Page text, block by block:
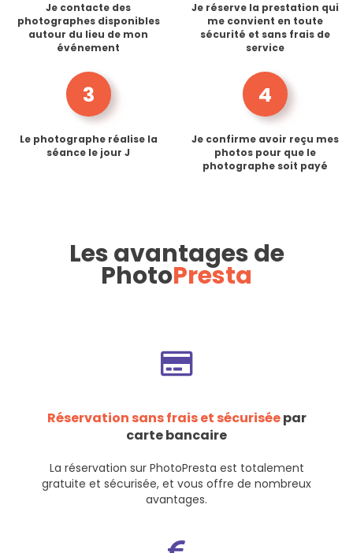
Je contacte des
photographes disponibles
autour du lieu de mon
événement
Je réserve la prestation qui
me convient en toute
sécurité et sans frais de
service
3
Le photographe réalise la
séance le jour J
4
Je confirme avoir reçu mes
photos pour que le
photographe soit payé
Les avantages de
PhotoPresta
Réservation sans frais et sécuriséepar
carte bancaire
La réservation sur PhotoPresta est totalement
gratuite et sécurisée, et vous offre de nombreux
avantages.